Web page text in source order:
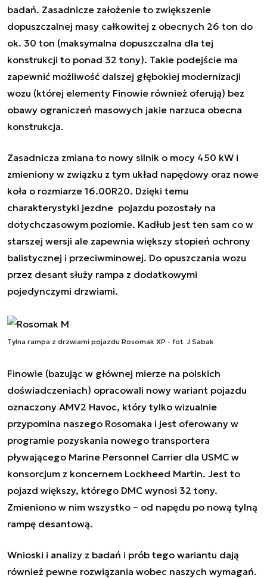
badań. Zasadnicze założenie to zwiększenie
dopuszczalnej masy całkowitej z obecnych 26 ton do
ok. 30 ton (maksymalna dopuszczalna dla tej
konstrukcji to ponad 32 tony). Takie podejście ma
zapewnić możliwość dalszej głębokiej modernizacji
wozu (której elementy Finowie również oferują) bez
obawy ograniczeń masowych jakie narzuca obecna
konstrukcja.
Zasadnicza zmiana to nowy silnik o mocy 450 kW i
zmieniony w związku z tym układ napędowy oraz nowe
koła o rozmiarze 16.00R20. Dzięki temu
charakterystyki jezdne pojazdu pozostały na
dotychczasowym poziomie. Kadłub jest ten sam co w
starszej wersji ale zapewnia większy stopień ochrony
balistycznej i przeciwminowej. Do opuszczania wozu
przez desant służy rampa z dodatkowymi
pojedynczymi drzwiami.
Tylna rampa z drzwiami pojazdu Rosomak XP - fot. J.Sabak
Finowie (bazując w głównej mierze na polskich
doświadczeniach) opracowali nowy wariant pojazdu
oznaczony AMV2 Havoc, który tylko wizualnie
przypomina naszego Rosomaka i jest oferowany w
programie pozyskania nowego transportera
pływającego Marine Personnel Carrier dla USMC w
konsorcjum z koncernem Lockheed Martin. Jest to
pojazd większy, którego DMC wynosi 32 tony.
Zmieniono w nim wszystko – od napędu po nową tylną
rampę desantową.
Wnioski i analizy z badań i prób tego wariantu dają
również pewne rozwiązania wobec naszych wymagań.